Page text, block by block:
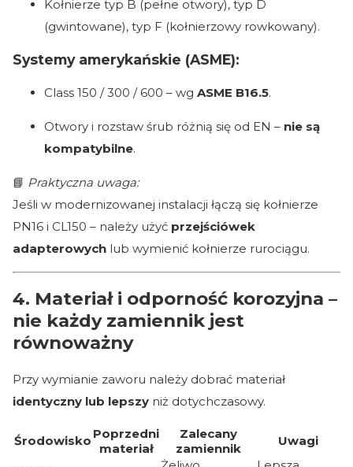
Kołnierze typ B (pełne otwory), typ D
(gwintowane), typ F (kołnierzowy rowkowany).
Systemy amerykańskie (ASME):
Class 150 / 300 / 600 – wg ASME B16.5.
Otwory i rozstaw śrub różnią się od EN – nie są
kompatybilne.
📘 Praktyczna uwaga:
Jeśli w modernizowanej instalacji łączą się kołnierze
PN16 i CL150 – należy użyć przejściówek
adapterowych lub wymienić kołnierze rurociągu.
4. Materiał i odporność korozyjna –
nie każdy zamiennik jest
równoważny
Przy wymianie zaworu należy dobrać materiał
identyczny lub lepszy niż dotychczasowy.
Środowisko Poprzedni
materiał
Zalecany
zamiennik
Uwagi